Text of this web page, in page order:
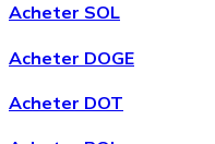
Acheter SOL
Acheter DOGE
Acheter DOT